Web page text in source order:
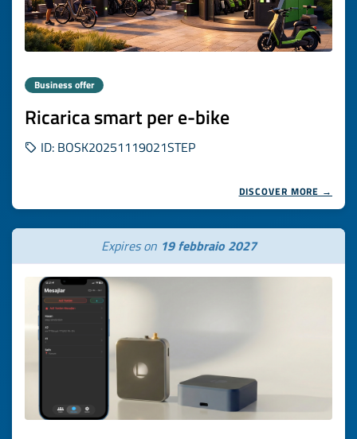
Business offer
Ricarica smart per e-bike
ID: BOSK20251119021STEP
DISCOVER MORE →
Expires on 19 febbraio 2027